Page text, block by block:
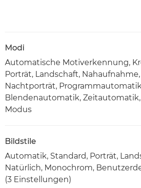
Modi
Automatische Motiverkennung,
Porträt, Landschaft,
Nachtporträt,
Blendenautomatik, Zeitautomatik,
Modus
Bildstile
Automatik, Standard, Porträt,
Natürlich, Monochrom,
(3 Einstellungen)